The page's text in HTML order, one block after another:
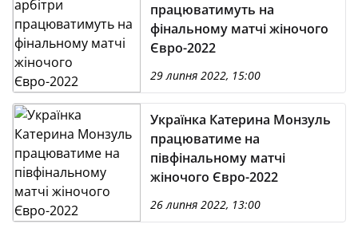
працюватимуть на
фінальному матчі жіночого
Євро-2022
29 липня 2022, 15:00
Українка Катерина Монзуль
працюватиме на
півфінальному матчі
жіночого Євро-2022
26 липня 2022, 13:00